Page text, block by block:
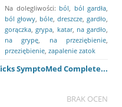
Na dolegliwości: ból ból gardła
ból głowy bóle dreszcze gardło
gorączka ,grypa katar, na gardło
na grypę
na przeziębienie
przeziębienie zapalenie zatok
SymptoMed Complete...
BRAK OCEN